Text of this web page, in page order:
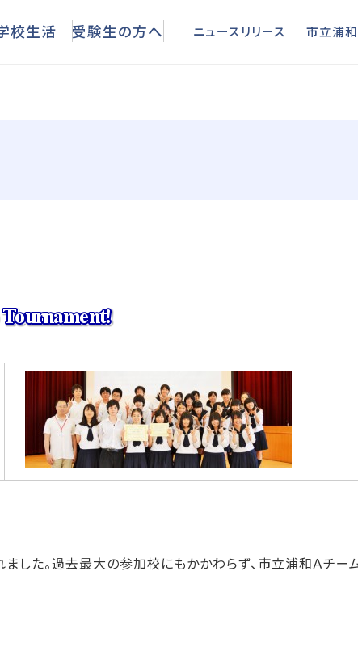
ニュースリリース 市立浦
した。過去最大の参加校にもかかわらず、市立浦和Ａチー
校生活 受験生の方へ ニュースリリース 市立浦